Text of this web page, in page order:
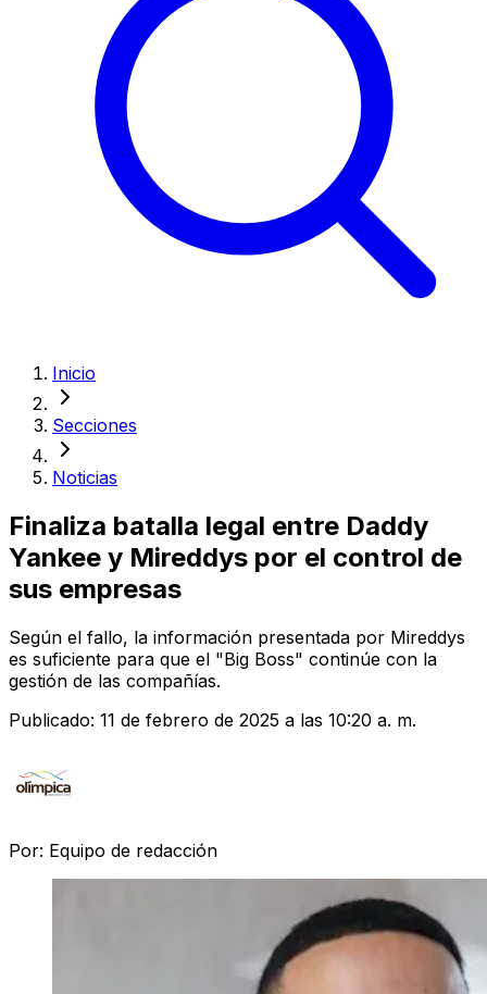
Inicio
Secciones
Noticias
Finaliza batalla legal entre Daddy
Yankee y Mireddys por el control de
sus empresas
Según el fallo, la información presentada por Mireddys
es suficiente para que el "Big Boss" continúe con la
gestión de las compañías.
Publicado: 11 de febrero de 2025 a las 10:20 a. m.
Por: Equipo de redacción